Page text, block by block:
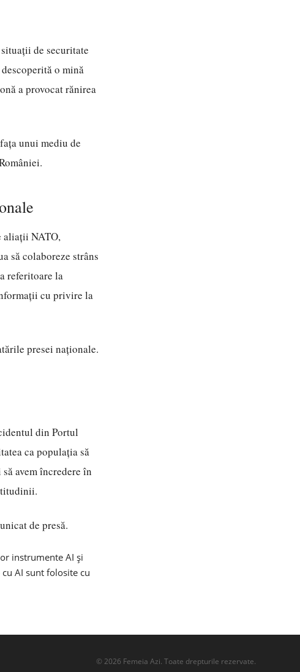
de securitate
o mină
a provocat rănirea
unui mediu de
aliații NATO,
să colaboreze strâns
referitoare la
cu privire la
presei naționale.
din Portul
ca populația să
avem încredere în
de presă.
instrumente AI și
AI sunt folosite cu
©2026 Femeia Azi. Toate drepturile rezervate.